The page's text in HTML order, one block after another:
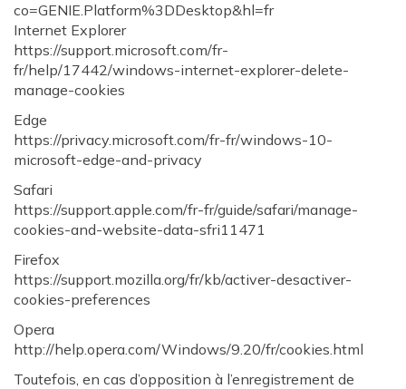
co=GENIE.Platform%3DDesktop&hl=fr
Internet Explorer
https://support.microsoft.com/fr-
fr/help/17442/windows-internet-explorer-delete-
manage-cookies
Edge
https://privacy.microsoft.com/fr-fr/windows-10-
microsoft-edge-and-privacy
Safari
https://support.apple.com/fr-fr/guide/safari/manage-
cookies-and-website-data-sfri11471
Firefox
https://support.mozilla.org/fr/kb/activer-desactiver-
cookies-preferences
Opera
http://help.opera.com/Windows/9.20/fr/cookies.html
Toutefois, en cas d’opposition à l’enregistrement de